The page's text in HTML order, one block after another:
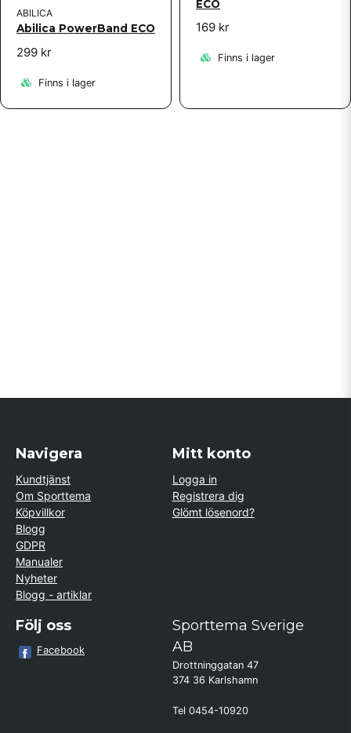
ABILICA
Abilica PowerBand ECO
299 kr
Finns i lager
ECO
169 kr
Finns i lager
Navigera
Kundtjänst
Om Sporttema
Köpvillkor
Blogg
GDPR
Manualer
Nyheter
Blogg - artiklar
Mitt konto
Logga in
Registrera dig
Glömt lösenord?
Följ oss
Facebook
Sporttema Sverige
AB
Drottninggatan 47
374 36 Karlshamn
Tel 0454-10920